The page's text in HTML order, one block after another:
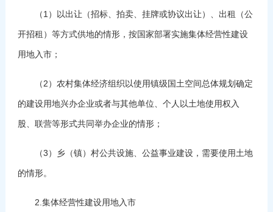
（1）以出让（招标、拍卖、挂牌或协议出让）、出租（公
开招租）等方式供地的情形，按国家部署实施集体经营性建设
用地入市；
（2）农村集体经济组织以使用镇级国土空间总体规划确定
的建设用地兴办企业或者与其他单位、个人以土地使用权入
股、联营等形式共同举办企业的情形；
（3）乡（镇）村公共设施、公益事业建设，需要使用土地
的情形。
2.集体经营性建设用地入市